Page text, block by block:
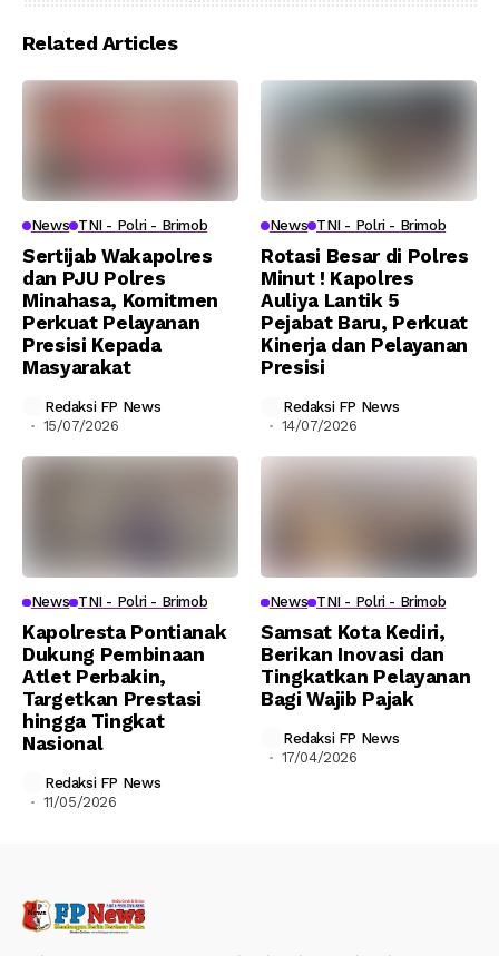
Related Articles
News TNI - Polri - Brimob
Sertijab Wakapolres
dan PJU Polres
Minahasa, Komitmen
Perkuat Pelayanan
Presisi Kepada
Masyarakat
Redaksi FP News
15/07/2026
News TNI - Polri - Brimob
Rotasi Besar di Polres
Minut ! Kapolres
Auliya Lantik 5
Pejabat Baru, Perkuat
Kinerja dan Pelayanan
Presisi
Redaksi FP News
14/07/2026
News TNI - Polri - Brimob
Kapolresta Pontianak
Dukung Pembinaan
Atlet Perbakin,
Targetkan Prestasi
hingga Tingkat
Nasional
Redaksi FP News
11/05/2026
News TNI - Polri - Brimob
Samsat Kota Kediri,
Berikan Inovasi dan
Tingkatkan Pelayanan
Bagi Wajib Pajak
Redaksi FP News
17/04/2026